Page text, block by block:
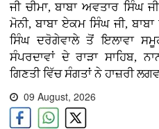
ਜੀ ਚੀਮਾ, ਬਾਬਾ ਅਵਤਾਰ ਸਿੰਘ
ਮੋਨੀ, ਬਾਬਾ ਏਕਮ ਸਿੰਘ ਜੀ,
ਸਿੰਘ ਦਰੋਗੇਵਾਲੇ ਤੋਂ ਇਲਾਵਾ
ਸੰਪਰਦਾਵਾਂ ਦੇ ਰਾੜਾ ਸਾਹਿਬ,
ਗਿਣਤੀ ਵਿੱਚ ਸੰਗਤਾਂ ਨੇ ਹਾਜ਼ਰੀ
09 August, 2026